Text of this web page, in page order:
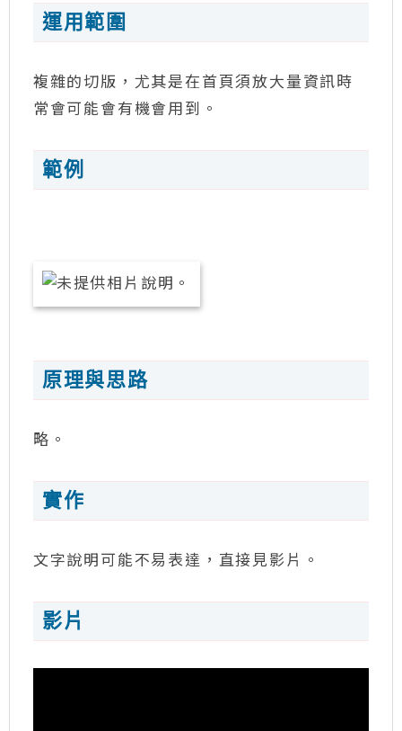
運用範圍
複雜的切版，尤其是在首頁須放大量資訊時
常會可能會有機會用到。
範例
原理與思路
略。
實作
文字說明可能不易表達，直接見影片。
影片